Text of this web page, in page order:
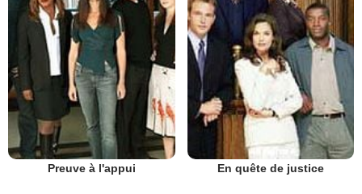
Preuve à l'appui En quête de justice